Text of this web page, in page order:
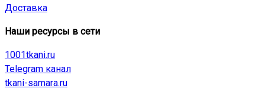
Доставка
Наши ресурсы в сети
1001tkani.ru
Telegram канал
tkani-samara.ru